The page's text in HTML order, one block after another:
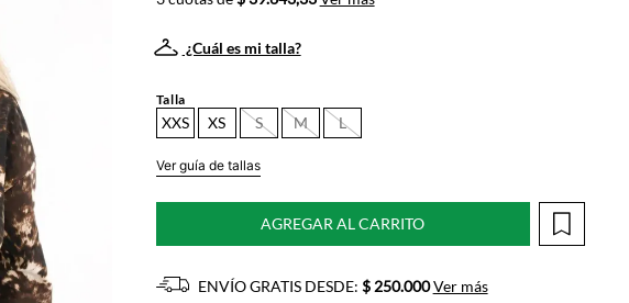
¿Cuál es mi talla?
Talla
XXS XS S M L
Ver guía de tallas
AGREGAR AL CARRITO
ENVÍO GRATIS DESDE: $ 250.000 Ver más